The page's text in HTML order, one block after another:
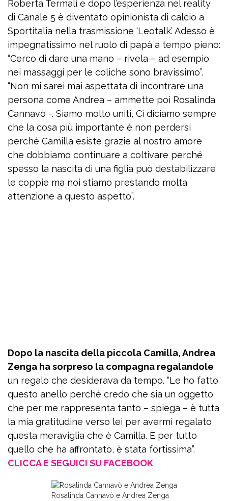
Roberta Termali e dopo l’esperienza nel reality
di Canale 5 è diventato opinionista di calcio a
Sportitalia nella trasmissione ‘Leotalk’. Adesso è
impegnatissimo nel ruolo di papà a tempo pieno:
“Cerco di dare una mano – rivela – ad esempio
nei massaggi per le coliche sono bravissimo”.
“Non mi sarei mai aspettata di incontrare una
persona come Andrea – ammette poi Rosalinda
Cannavò -. Siamo molto uniti, Ci diciamo sempre
che la cosa più importante è non perdersi
perché Camilla esiste grazie al nostro amore
che dobbiamo continuare a coltivare perché
spesso la nascita di una figlia può destabilizzare
le coppie ma noi stiamo prestando molta
attenzione a questo aspetto”.
Dopo la nascita della piccola Camilla, Andrea
Zenga ha sorpreso la compagna regalandole
un regalo che desiderava da tempo. “Le ho fatto
questo anello perché credo che sia un oggetto
che per me rappresenta tanto – spiega – è tutta
la mia gratitudine verso lei per avermi regalato
questa meraviglia che è Camilla. E per tutto
quello che ha affrontato, è stata fortissima”.
CLICCA E SEGUICI SU FACEBOOK
Rosalinda Cannavò e Andrea Zenga